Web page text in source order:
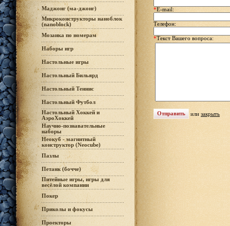
Маджонг (ма-джонг)
Микроконструкторы наноблок
(nanoblock)
Мозаика по номерам
Наборы игр
Настольные игры
Настольный Бильярд
Настольный Теннис
Настольный Футбол
Настольный Хоккей и
АэроХоккей
Научно-познавательные
наборы
Неокуб - магнитный
конструктор (Neocube)
Пазлы
Петанк (бочче)
Питейные игры, игры для
весёлой компании
Покер
Приколы и фокусы
Проекторы
*E-mail:
Телефон:
*Текст Вашего вопроса:
или закрыть